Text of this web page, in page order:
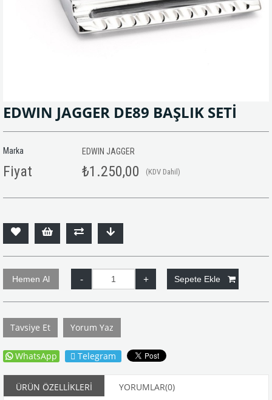
EDWIN JAGGER DE89 BAŞLIK SETİ
Marka EDWIN JAGGER
Fiyat ₺1.250,00 (KDV Dahil)
Tavsiye Et Yorum Yaz
WhatsApp Telegram
ÜRÜN ÖZELLIKLERI YORUMLAR(0)